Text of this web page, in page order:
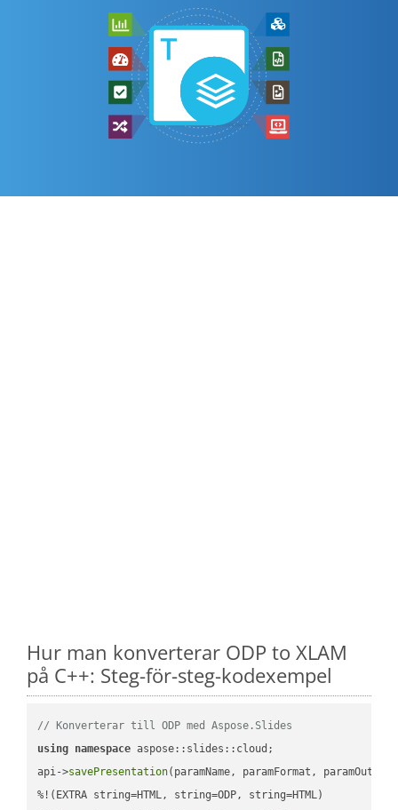
Hur man konverterar ODP to XLAM
på C++: Steg-för-steg-kodexempel
// Konverterar till ODP med Aspose.Slides
using namespace aspose::slides::cloud;
api->savePresentation(paramName, paramFormat,